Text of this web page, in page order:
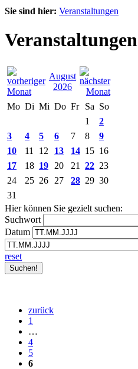
Sie sind hier: Veranstaltungen
Veranstaltungen
August
2026
Mo Di Mi Do Fr Sa So
1
2
3
4 5 6 7 8
9
10
11 12 13 14 15 16
17
18 19 20 21 22 23
24
25 26 27 28 29 30
31
Hier können Sie gezielt suchen:
Suchwort
Datum
reset
zurück
1
…
4
5
6